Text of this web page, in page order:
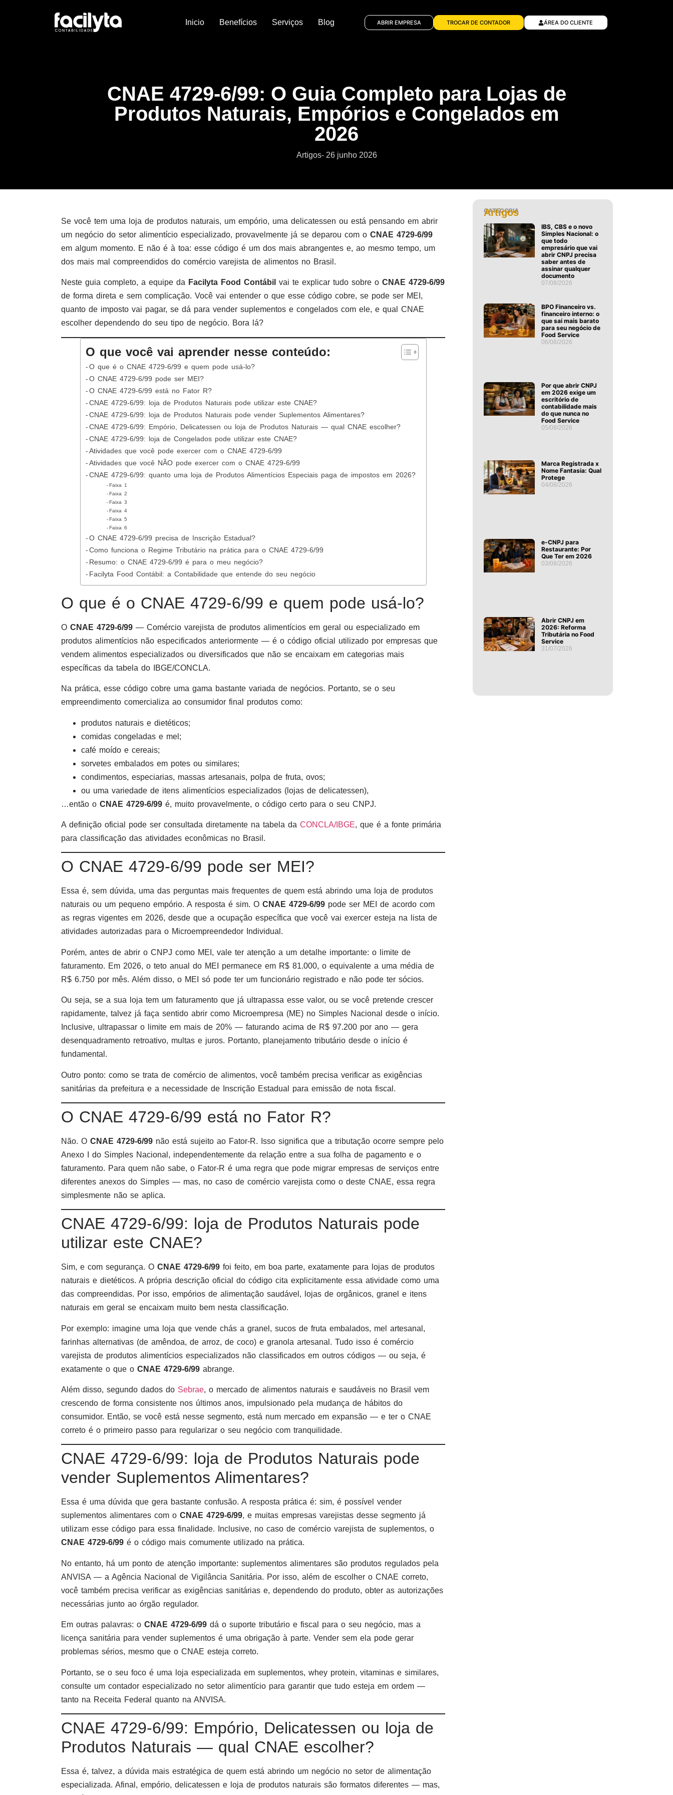
Inicio Benefícios Serviços Blog ABRIR EMPRESA TROCAR DE CONTADOR ÁREA DO CLIENTE
CNAE 4729-6/99: O Guia Completo para Lojas de
Produtos Naturais, Empórios e Congelados em
2026
Artigos- 26 junho 2026
Se você tem uma loja de produtos naturais, um empório, uma delicatessen ou está pensando em abrir
um negócio do setor alimentício especializado, provavelmente já se deparou com o CNAE 4729-6/99
em algum momento. E não é à toa: esse código é um dos mais abrangentes e, ao mesmo tempo, um
dos mais mal compreendidos do comércio varejista de alimentos no Brasil.
Neste guia completo, a equipe da Facilyta Food Contábil vai te explicar tudo sobre o CNAE 4729-6/99
de forma direta e sem complicação. Você vai entender o que esse código cobre, se pode ser MEI,
quanto de imposto vai pagar, se dá para vender suplementos e congelados com ele, e qual CNAE
escolher dependendo do seu tipo de negócio. Bora lá?
O que você vai aprender nesse conteúdo:
O que é o CNAE 4729-6/99 e quem pode usá-lo?
O CNAE 4729-6/99 pode ser MEI?
O CNAE 4729-6/99 está no Fator R?
CNAE 4729-6/99: loja de Produtos Naturais pode utilizar este CNAE?
CNAE 4729-6/99: loja de Produtos Naturais pode vender Suplementos Alimentares?
CNAE 4729-6/99: Empório, Delicatessen ou loja de Produtos Naturais — qual CNAE escolher?
CNAE 4729-6/99: loja de Congelados pode utilizar este CNAE?
Atividades que você pode exercer com o CNAE 4729-6/99
Atividades que você NÃO pode exercer com o CNAE 4729-6/99
CNAE 4729-6/99: quanto uma loja de Produtos Alimentícios Especiais paga de impostos em 2026?
Faixa 1
Faixa 2
Faixa 3
Faixa 4
Faixa 5
Faixa 6
O CNAE 4729-6/99 precisa de Inscrição Estadual?
Como funciona o Regime Tributário na prática para o CNAE 4729-6/99
Resumo: o CNAE 4729-6/99 é para o meu negócio?
Facilyta Food Contábil: a Contabilidade que entende do seu negócio
O que é o CNAE 4729-6/99 e quem pode usá-lo?
O CNAE 4729-6/99 — Comércio varejista de produtos alimentícios em geral ou especializado em
produtos alimentícios não especificados anteriormente — é o código oficial utilizado por empresas que
vendem alimentos especializados ou diversificados que não se encaixam em categorias mais
específicas da tabela do IBGE/CONCLA.
Na prática, esse código cobre uma gama bastante variada de negócios. Portanto, se o seu
empreendimento comercializa ao consumidor final produtos como:
produtos naturais e dietéticos;
comidas congeladas e mel;
café moído e cereais;
sorvetes embalados em potes ou similares;
condimentos, especiarias, massas artesanais, polpa de fruta, ovos;
ou uma variedade de itens alimentícios especializados (lojas de delicatessen),
…então o CNAE 4729-6/99 é, muito provavelmente, o código certo para o seu CNPJ.
A definição oficial pode ser consultada diretamente na tabela da CONCLA/IBGE, que é a fonte primária
para classificação das atividades econômicas no Brasil.
O CNAE 4729-6/99 pode ser MEI?
Essa é, sem dúvida, uma das perguntas mais frequentes de quem está abrindo uma loja de produtos
naturais ou um pequeno empório. A resposta é sim. O CNAE 4729-6/99 pode ser MEI de acordo com
as regras vigentes em 2026, desde que a ocupação específica que você vai exercer esteja na lista de
atividades autorizadas para o Microempreendedor Individual.
Porém, antes de abrir o CNPJ como MEI, vale ter atenção a um detalhe importante: o limite de
faturamento. Em 2026, o teto anual do MEI permanece em R$ 81.000, o equivalente a uma média de
R$ 6.750 por mês. Além disso, o MEI só pode ter um funcionário registrado e não pode ter sócios.
Ou seja, se a sua loja tem um faturamento que já ultrapassa esse valor, ou se você pretende crescer
rapidamente, talvez já faça sentido abrir como Microempresa (ME) no Simples Nacional desde o início.
Inclusive, ultrapassar o limite em mais de 20% — faturando acima de R$ 97.200 por ano — gera
desenquadramento retroativo, multas e juros. Portanto, planejamento tributário desde o início é
fundamental.
Outro ponto: como se trata de comércio de alimentos, você também precisa verificar as exigências
sanitárias da prefeitura e a necessidade de Inscrição Estadual para emissão de nota fiscal.
O CNAE 4729-6/99 está no Fator R?
Não. O CNAE 4729-6/99 não está sujeito ao Fator-R. Isso significa que a tributação ocorre sempre pelo
Anexo I do Simples Nacional, independentemente da relação entre a sua folha de pagamento e o
faturamento. Para quem não sabe, o Fator-R é uma regra que pode migrar empresas de serviços entre
diferentes anexos do Simples — mas, no caso de comércio varejista como o deste CNAE, essa regra
simplesmente não se aplica.
CNAE 4729-6/99: loja de Produtos Naturais pode
utilizar este CNAE?
Sim, e com segurança. O CNAE 4729-6/99 foi feito, em boa parte, exatamente para lojas de produtos
naturais e dietéticos. A própria descrição oficial do código cita explicitamente essa atividade como uma
das compreendidas. Por isso, empórios de alimentação saudável, lojas de orgânicos, granel e itens
naturais em geral se encaixam muito bem nesta classificação.
Por exemplo: imagine uma loja que vende chás a granel, sucos de fruta embalados, mel artesanal,
farinhas alternativas (de amêndoa, de arroz, de coco) e granola artesanal. Tudo isso é comércio
varejista de produtos alimentícios especializados não classificados em outros códigos — ou seja, é
exatamente o que o CNAE 4729-6/99 abrange.
Além disso, segundo dados do Sebrae, o mercado de alimentos naturais e saudáveis no Brasil vem
crescendo de forma consistente nos últimos anos, impulsionado pela mudança de hábitos do
consumidor. Então, se você está nesse segmento, está num mercado em expansão — e ter o CNAE
correto é o primeiro passo para regularizar o seu negócio com tranquilidade.
CNAE 4729-6/99: loja de Produtos Naturais pode
vender Suplementos Alimentares?
Essa é uma dúvida que gera bastante confusão. A resposta prática é: sim, é possível vender
suplementos alimentares com o CNAE 4729-6/99, e muitas empresas varejistas desse segmento já
utilizam esse código para essa finalidade. Inclusive, no caso de comércio varejista de suplementos, o
CNAE 4729-6/99 é o código mais comumente utilizado na prática.
No entanto, há um ponto de atenção importante: suplementos alimentares são produtos regulados pela
ANVISA — a Agência Nacional de Vigilância Sanitária. Por isso, além de escolher o CNAE correto,
você também precisa verificar as exigências sanitárias e, dependendo do produto, obter as autorizações
necessárias junto ao órgão regulador.
Em outras palavras: o CNAE 4729-6/99 dá o suporte tributário e fiscal para o seu negócio, mas a
licença sanitária para vender suplementos é uma obrigação à parte. Vender sem ela pode gerar
problemas sérios, mesmo que o CNAE esteja correto.
Portanto, se o seu foco é uma loja especializada em suplementos, whey protein, vitaminas e similares,
consulte um contador especializado no setor alimentício para garantir que tudo esteja em ordem —
tanto na Receita Federal quanto na ANVISA.
CNAE 4729-6/99: Empório, Delicatessen ou loja de
Produtos Naturais — qual CNAE escolher?
Essa é, talvez, a dúvida mais estratégica de quem está abrindo um negócio no setor de alimentação
especializada. Afinal, empório, delicatessen e loja de produtos naturais são formatos diferentes — mas,
CATEGORIA
Artigos
IBS, CBS e o novo
Simples Nacional: o
que todo
empresário que vai
abrir CNPJ precisa
saber antes de
assinar qualquer
documento
07/08/2026
BPO Financeiro vs.
financeiro interno: o
que sai mais barato
para seu negócio de
Food Service
06/08/2026
Por que abrir CNPJ
em 2026 exige um
escritório de
contabilidade mais
do que nunca no
Food Service
05/08/2026
Marca Registrada x
Nome Fantasia: Qual
Protege
04/08/2026
e-CNPJ para
Restaurante: Por
Que Ter em 2026
03/08/2026
Abrir CNPJ em
2026: Reforma
Tributária no Food
Service
31/07/2026